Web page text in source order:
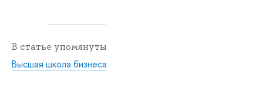
В статье упомянуты
Высшая школа бизнеса